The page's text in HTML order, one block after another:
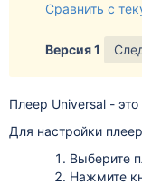
Сравнить с
Версия 1
Плеер Universal -
Для настройки
Выберите
Нажмите